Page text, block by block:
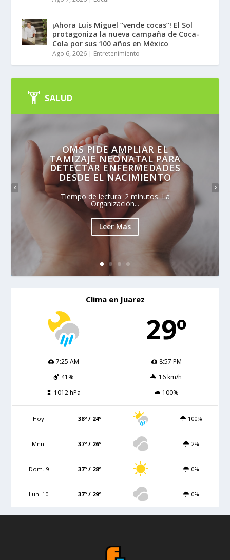
¡Ahora Luis Miguel “vende cocas”! El Sol
protagoniza la nueva campaña de Coca-
Cola por sus 100 años en México
Ago 6, 2026 | Entretenimiento
SALUD
OMS PIDE AMPLIAR EL
TAMIZAJE NEONATAL PARA
DETECTAR ENFERMEDADES
DESDE EL NACIMIENTO
Tiempo de lectura: 2 minutos. La
Organización...
Leer Mas
Clima en Juarez
29º
7:25 AM
8:57 PM
41%
16 km/h
1012 hPa
100%
Hoy 38º / 24º 100%
Mñn. 37º / 26º 2%
Dom. 9 37º / 28º 0%
Lun. 10 37º / 29º 0%